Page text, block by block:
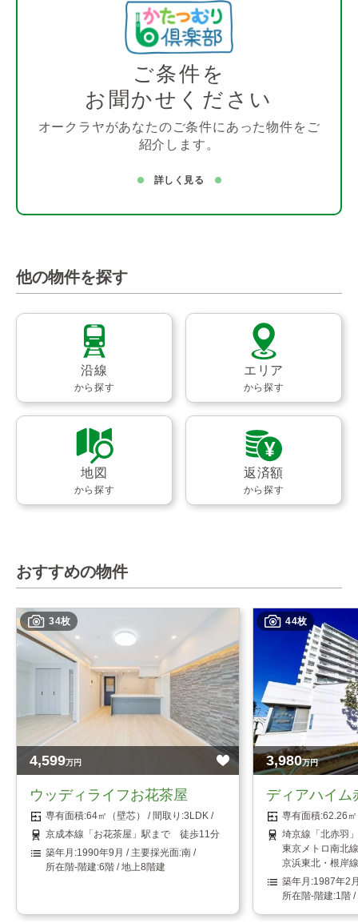
ご条件を
お聞かせください
オークラヤがあなたのご条件にあった物件をご
紹介します。
詳しく見る
他の物件を探す
沿線
から探す
エリア
から探す
地図
から探す
返済額
から探す
おすすめの物件
34枚
4,599万円
ウッディライフお花茶屋
64㎡（壁芯）
3LDK
京成本線「お花茶屋」駅まで 徒歩11分
1990年9月
南
6階 / 地上8階建
44枚
3,980万円
ディアハイム
62.26
埼京線「北赤羽
東京メトロ南北
京浜東北・根岸
1987年2
1階